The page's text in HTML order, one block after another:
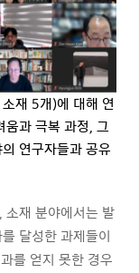
재 5개)에 대해 연
움과 극복 과정, 그
연구자들과 공유
소재 분야에서는 발
달성한 과제들이
를 얻지 못한 경우